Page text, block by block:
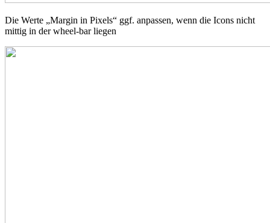
Die Werte „Margin in Pixels“ ggf. anpassen, wenn die Icons nicht
mittig in der wheel-bar liegen